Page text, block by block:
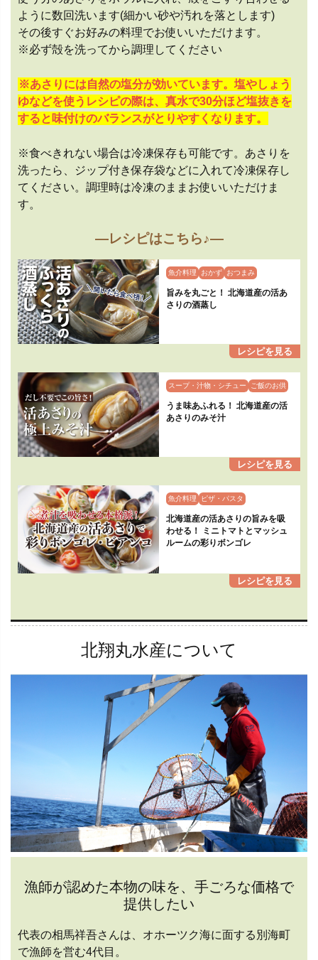
ように数回洗います(細かい砂や汚れを落とします)
その後すぐお好みの料理でお使いいただけます。
※必ず殻を洗ってから調理してください
※あさりには自然の塩分が効いています。塩やしょう
ゆなどを使うレシピの際は、真水で30分ほど塩抜きを
すると味付けのバランスがとりやすくなります。
※食べきれない場合は冷凍保存も可能です。あさりを
洗ったら、ジップ付き保存袋などに入れて冷凍保存し
てください。調理時は冷凍のままお使いいただけま
す。
—レシピはこちら♪—
魚介料理 おかず おつまみ
旨みを丸ごと！ 北海道産の活あ
さりの酒蒸し
スープ・汁物・シチュー ご飯のお供
うま味あふれる！ 北海道産の活
あさりのみそ汁
魚介料理 ピザ・パスタ
北海道産の活あさりの旨みを吸
わせる！ ミニトマトとマッシュ
ルームの彩りボンゴレ
北翔丸水産について
漁師が認めた本物の味を、手ごろな価格で
提供したい
代表の相馬祥吾さんは、オホーツク海に面する別海町
で漁師を営む4代目。